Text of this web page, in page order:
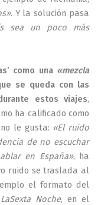
. Y la solución pasa
sea un poco más
como una «mezcla
se queda con las
estos viajes,
ha calificado como
le gusta: «El ruido
de no escuchar
en España», ha
ruido se traslada al
el formato del
LaSexta Noche, en el